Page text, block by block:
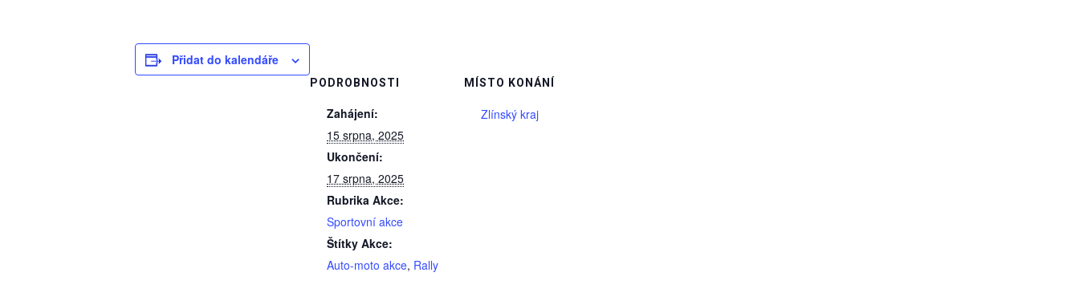
Přidat do kalendáře
PODROBNOSTI
Zahájení:
15 srpna, 2025
Ukončení:
17 srpna, 2025
Rubrika Akce:
Sportovní akce
Štítky Akce:
Auto-moto akce, Rally
MÍSTO KONÁNÍ
Zlínský kraj